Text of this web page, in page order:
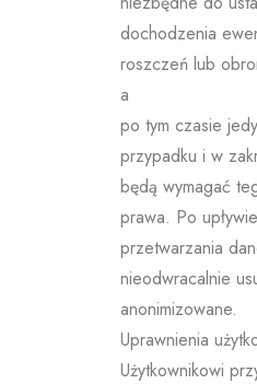
dochodzenia
roszczeń lub
a
po tym czasie
przypadku i w
będą wymagać
prawa. Po
przetwarzania
nieodwracalnie
anonimizowane.
Uprawnienia
Użytkownikowi